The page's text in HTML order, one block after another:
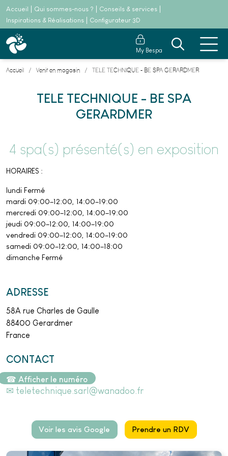
Accueil Qui sommes-nous ?
Conseils & services
Inspirations & Réalisations
Configurateur 3D
My Bespa
Accueil Venir en magasin TELE TECHNIQUE - BE SPA GERARDMER
TELE TECHNIQUE - BE SPA
GERARDMER
4 spa(s) présenté(s) en exposition
HORAIRES :
lundi Fermé
mardi 09:00–12:00, 14:00–19:00
mercredi 09:00–12:00, 14:00–19:00
jeudi 09:00–12:00, 14:00–19:00
vendredi 09:00–12:00, 14:00–19:00
samedi 09:00–12:00, 14:00–18:00
dimanche Fermé
ADRESSE
58A rue Charles de Gaulle
88400 Gerardmer
France
CONTACT
03 29 63 31 55
☎ Afficher le numéro
✉ teletechnique.sarl@wanadoo.fr
Voir les avis Google Prendre un RDV